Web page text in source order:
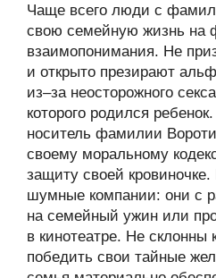
Чаще всего люди с
свою семейную жизнь на
взаимопонимания. Не
и открыто презирают
из–за неосторожного
которого родился
носитель фамилии
своему моральному
защиту своей
шумные компании: они с
на семейный ужин или
в кинотеатре. Не
победить свои тайные